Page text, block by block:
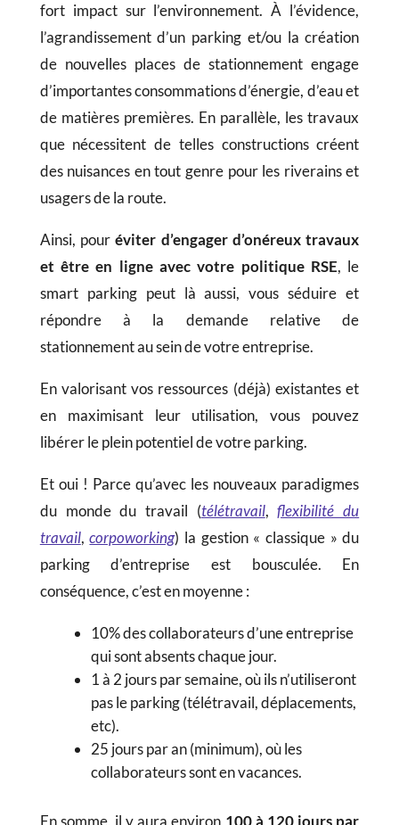
fort impact sur l’environnement. À l’évidence,
l’agrandissement d’un parking et/ou la création
de nouvelles places de stationnement engage
d’importantes consommations d’énergie, d’eau et
de matières premières. En parallèle, les travaux
que nécessitent de telles constructions créent
des nuisances en tout genre pour les riverains et
usagers de la route.
Ainsi, pouréviter d’engager d’onéreux travaux
et être en ligne avec votre politique RSE, le
smart parking peut là aussi, vous séduire et
répondre à la demande relative de
stationnement au sein de votre entreprise.
En valorisant vos ressources (déjà) existantes et
en maximisant leur utilisation, vous pouvez
libérer le plein potentiel de votre parking.
Et oui ! Parce qu’avec les nouveaux paradigmes
du monde du travail (télétravail,flexibilité du
travail,corpoworking) la gestion « classique » du
parking d’entreprise est bousculée. En
conséquence, c’est en moyenne :
10% des collaborateurs d’une entreprise
qui sont absents chaque jour.
1 à 2 jours par semaine, où ils n’utiliseront
pas le parking (télétravail, déplacements,
etc).
25 jours par an (minimum), où les
collaborateurs sont en vacances.